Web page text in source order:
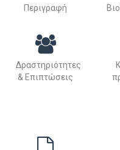
Περιγραφή
Δραστηριότητες
& Επιπτώσεις